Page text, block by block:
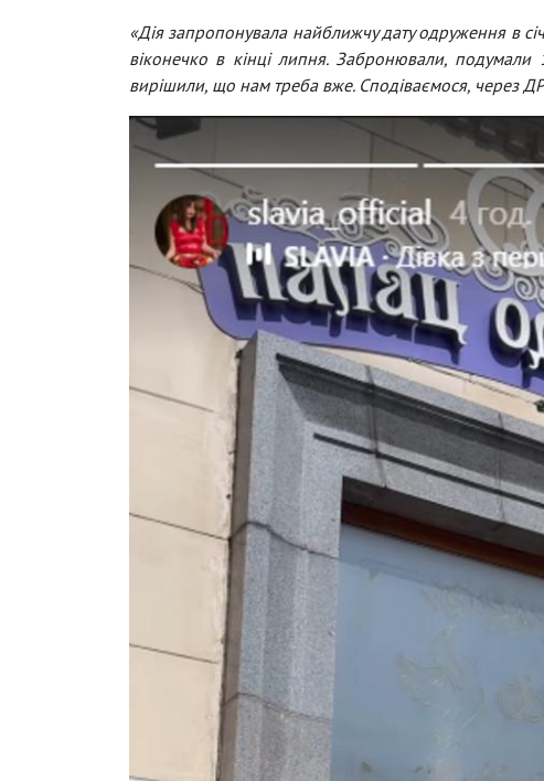
«Дія запропонувала найближчу дату одруження в
віконечко в кінці липня. Забронювали,
вирішили, що нам треба вже. Сподіваємося, через